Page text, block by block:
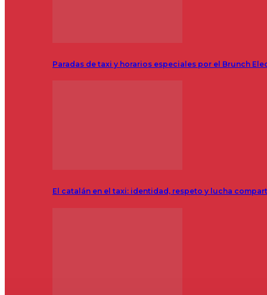
Paradas de taxi y horarios especiales por el Brunch
El catalán en el taxi: identidad, respeto y lucha